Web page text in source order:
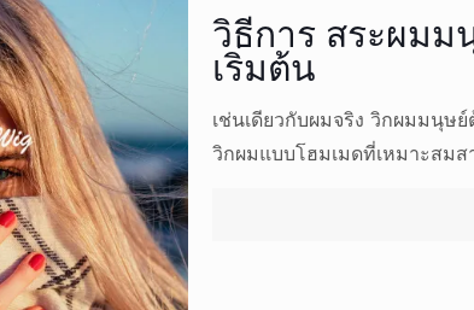
วิธีการ สระผม
เริ่มต้น
เช่นเดียวกับผมจริง วิกผมมนุษ
วิกผมแบบโฮมเมดที่เหมาะสม